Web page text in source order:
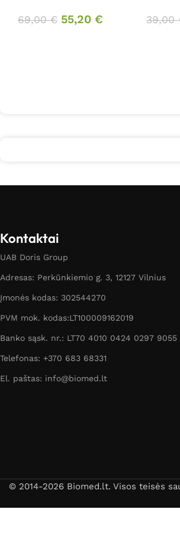
69,00€ 55,20 € 39,00
Kontaktai
UAB Doris Group
Adresas: Perkūnkiemio g. 3, 12127 Vilnius
Įmonės kodas: 302544270
PVM mok. kodas:LT100009162019
Banko sąsk. nr.: LT70 4010 0424 0297 9055
Telefonas: +370 683 68331
El. paštas: info@biomed.lt
© 2014-2026 Biomed.lt. Visos teisės